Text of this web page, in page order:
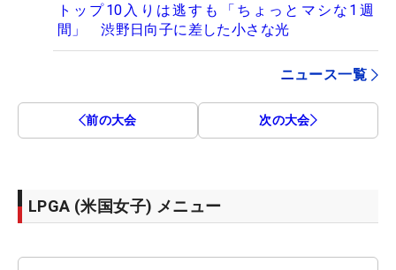
トップ10入りは逃すも「ちょっとマシな1週
間」 渋野日向子に差した小さな光
ニュース一覧
前の大会 次の大会
LPGA (米国女子) メニュー